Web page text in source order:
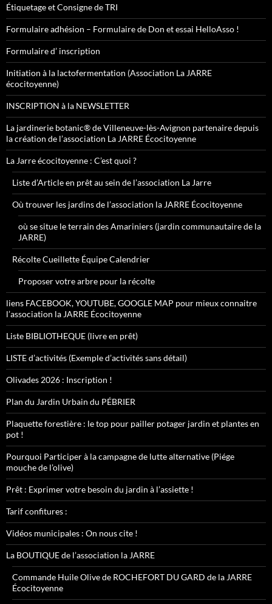
Étiquetage et Consigne de TRI
Formulaire adhésion – Formulaire de Don et essai HelloAsso !
Formulaire d’ inscription
Initiation à la lactofermentation (Association La JARRE
écocitoyenne)
INSCRIPTION à la NEWSLETTER
La jardinerie botanic® de Villeneuve-lès-Avignon partenaire depuis
la création de l’association La JARRE Écocitoyenne
La Jarre écocitoyenne : C’est quoi ?
Liste d’Article en prêt au sein de l’association La Jarre
Où trouver les jardins de l’association la JARRE Écocitoyenne
où se situe le terrain des Amariniers (jardin communautaire de la
JARRE)
Récolte Cueillette Équipe Calendrier
Proposer votre arbre pour la récolte
liens FACEBOOK, YOUTUBE, GOOGLE MAP pour mieux connaitre
l’association la JARRE Écocitoyenne
Liste BIBLIOTHEQUE (livre en prêt)
LISTE d’activités (Exemple d’activités sans détail)
Olivades 2026 : Inscription !
Plan du Jardin Urbain du PÉBRIER
Plaquette forestière : le top pour pailler potager jardin et plantes en
pot !
Pourquoi Participer à la campagne de lutte alternative (Piége
mouche de l’olive)
Prêt : Exprimer votre besoin du jardin à l’assiette !
Tarif confitures :
Vidéos municipales : On nous cite !
La BOUTIQUE de l’association la JARRE
Commande Huile Olive de ROCHEFORT DU GARD de la JARRE
Écocitoyenne